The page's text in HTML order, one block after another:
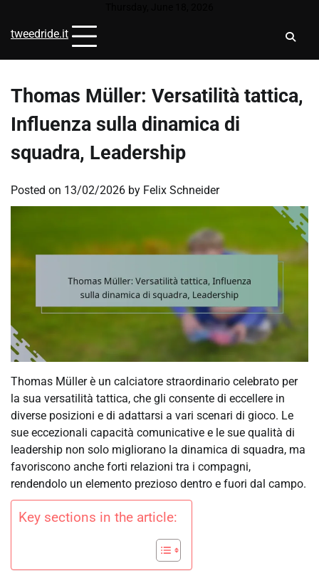
content
tweedride.it
Thomas Müller: Versatilità tattica,
Influenza sulla dinamica di
squadra, Leadership
Posted on 13/02/2026 by Felix Schneider
Thomas Müller è un calciatore straordinario celebrato per
la sua versatilità tattica, che gli consente di eccellere in
diverse posizioni e di adattarsi a vari scenari di gioco. Le
sue eccezionali capacità comunicative e le sue qualità di
leadership non solo migliorano la dinamica di squadra, ma
favoriscono anche forti relazioni tra i compagni,
rendendolo un elemento prezioso dentro e fuori dal campo.
Key sections in the article: